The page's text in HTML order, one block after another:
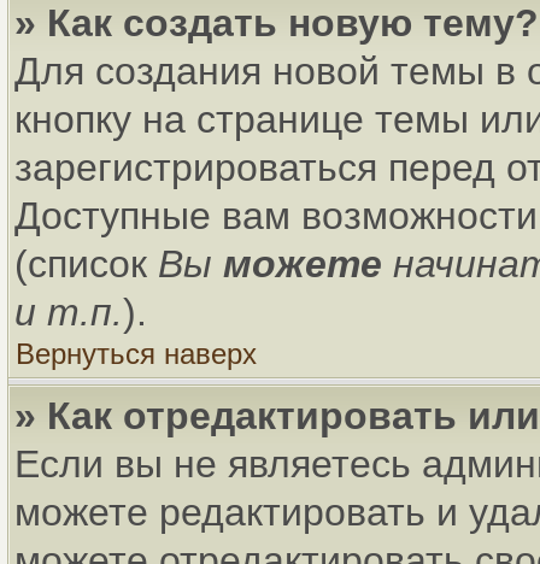
» Как создать новую тему?
Для создания новой темы в
кнопку на странице темы
зарегистрироваться перед
Доступные вам
(список Вы можете
и т.п.).
Вернуться наверх
» Как отредактировать
Если вы не являетесь
можете редактировать и